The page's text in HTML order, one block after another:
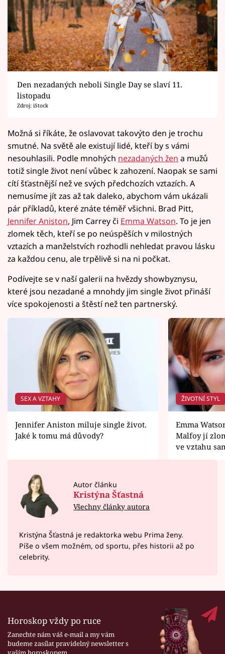
Den nezadaných neboli Single Day se slaví 11.
listopadu
Zdroj: iStock
Možná si říkáte, že oslavovat takovýto den je trochu
smutné. Na světě ale existují lidé, kteří by s vámi
nesouhlasili. Podle mnohých nezadaných žen a mužů
totiž single život není vůbec k zahození. Naopak se sami
cítí šťastnější než ve svých předchozích vztazích. A
nemusíme jít zas až tak daleko, abychom vám ukázali
pár příkladů, které znáte téměř všichni. Brad Pitt,
Jennifer Aniston, Jim Carrey či Emma Watson. To je jen
zlomek těch, kteří se po neúspěších v milostných
vztazích a manželstvích rozhodli nehledat pravou lásku
za každou cenu, ale trpělivě si na ni počkat.
Podívejte se v naší galerii na hvězdy showbyznysu,
které jsou nezadané a mnohdy jim single život přináší
více spokojenosti a štěstí než ten partnerský.
SEX A VZTAHY
Jennifer Aniston miluje single život.
Jaké k tomu má důvody?
ŽIVOTNÍ STYL
Emma
Malfoy jí
ve vztahu
Autor článku
Kristýna Šťastná
Všechny články autora
Kristýna Šťastná je redaktorka webu Prima ženy.
Píše o všem možném, od sportu, přes historii až po
celebrity.
Horoskop vždy po ruce
Zanechte nám váš e-mail a my vám
budeme zasílat pravidelný newsletter s